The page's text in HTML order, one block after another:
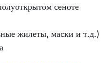
сеноте
жилеты, маски и т.д.)